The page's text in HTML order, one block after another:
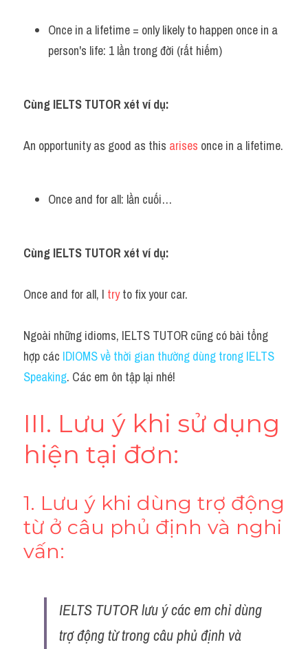
Once in a lifetime = only likely to happen once in a
person's life: 1 lần trong đời (rất hiếm)
Cùng IELTS TUTOR xét ví dụ:
An opportunity as good as this arises once in a lifetime.
Once and for all: lần cuối…
Cùng IELTS TUTOR xét ví dụ:
Once and for all, I try to fix your car.
Ngoài những idioms, IELTS TUTOR cũng có bài tổng
hợp các IDIOMS về thời gian thường dùng trong IELTS
Speaking. Các em ôn tập lại nhé!
III. Lưu ý khi sử dụng
hiện tại đơn:
1. Lưu ý khi dùng trợ động
từ ở câu phủ định và nghi
vấn:
IELTS TUTOR lưu ý các em chỉ dùng
trợ động từ trong câu phủ định và